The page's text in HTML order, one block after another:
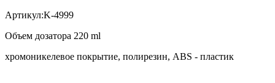
Артикул:K-4999
Объем дозатора 220 ml
хромоникелевое покрытие, полирезин, ABS - пластик